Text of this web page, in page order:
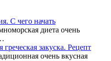
С чего начать
диета очень
закуска. Рецепт
очень вкусная